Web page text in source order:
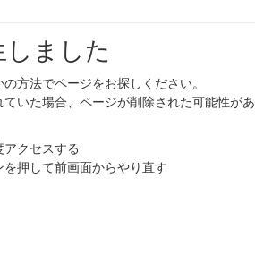
ました
方法でページをお探しください。
いた場合、ページが削除された可能性があ
クセスする
押して前画面からやり直す